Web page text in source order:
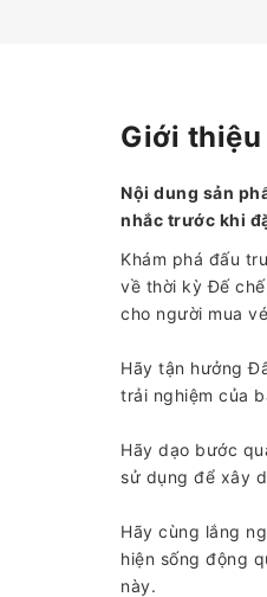
Giới thiệu
Nội dung sản
nhắc trước khi
Khám phá đấu
về thời kỳ Đế
cho người mua
Hãy tận hưởng
trải nghiệm của
Hãy dạo bước
sử dụng để xây
Hãy cùng lắng
hiện sống động
này.